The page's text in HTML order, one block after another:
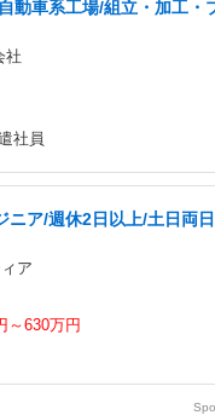
動車系工場/組立・加工・
社
社員
ニア/週休2日以上/土日両
ア
～630万円